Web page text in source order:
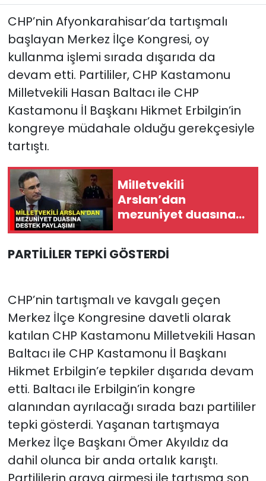
CHP’nin Afyonkarahisar’da tartışmalı
başlayan Merkez İlçe Kongresi, oy
kullanma işlemi sırada dışarıda da
devam etti. Partililer, CHP Kastamonu
Milletvekili Hasan Baltacı ile CHP
Kastamonu İl Başkanı Hikmet Erbilgin’in
kongreye müdahale olduğu gerekçesiyle
tartıştı.
Milletvekili
Arslan’dan
mezuniyet duasına
destek paylaşımı
PARTİLİLER TEPKİ GÖSTERDİ
CHP’nin tartışmalı ve kavgalı geçen
Merkez İlçe Kongresine davetli olarak
katılan CHP Kastamonu Milletvekili Hasan
Baltacı ile CHP Kastamonu İl Başkanı
Hikmet Erbilgin’e tepkiler dışarıda devam
etti. Baltacı ile Erbilgin’in kongre
alanından ayrılacağı sırada bazı partililer
tepki gösterdi. Yaşanan tartışmaya
Merkez İlçe Başkanı Ömer Akyıldız da
dahil olunca bir anda ortalık karıştı.